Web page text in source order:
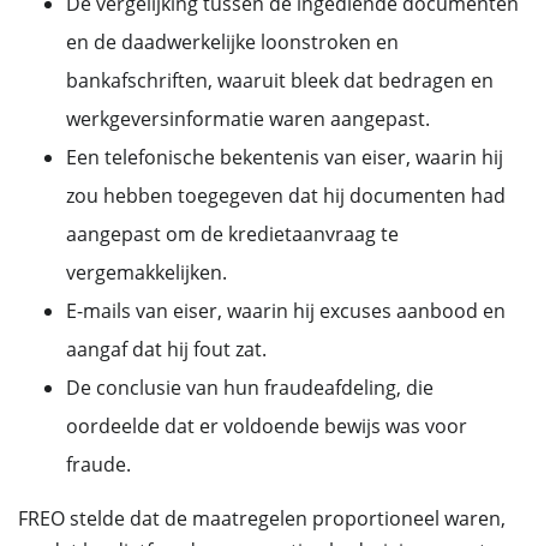
en de daadwerkelijke loonstroken en
bankafschriften, waaruit bleek dat bedragen en
werkgeversinformatie waren aangepast.
Een telefonische bekentenis van eiser, waarin hij
zou hebben toegegeven dat hij documenten had
aangepast om de kredietaanvraag te
vergemakkelijken.
E-mails van eiser, waarin hij excuses aanbood en
aangaf dat hij fout zat.
De conclusie van hun fraudeafdeling, die
oordeelde dat er voldoende bewijs was voor
fraude.
FREO stelde dat de maatregelen proportioneel waren,